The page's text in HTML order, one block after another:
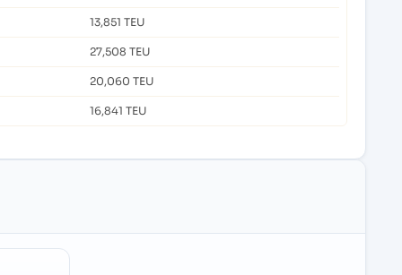
13,851 TEU
27,508 TEU
20,060 TEU
16,841 TEU